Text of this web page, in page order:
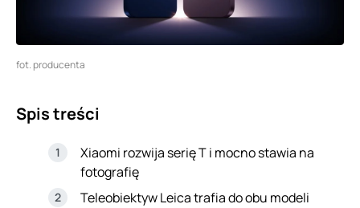
fot. producenta
Spis treści
Xiaomi rozwija serię T i mocno stawia na
fotografię
Teleobiektyw Leica trafia do obu modeli